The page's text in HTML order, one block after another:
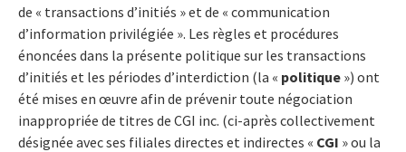
de « transactions d’initiés » et de « communication
d’information privilégiée ». Les règles et procédures
énoncées dans la présente politique sur les transactions
d’initiés et les périodes d’interdiction (la « politique ») ont
été mises en œuvre afin de prévenir toute négociation
inappropriée de titres de CGI inc. (ci-après collectivement
désignée avec ses filiales directes et indirectes « CGI » ou la